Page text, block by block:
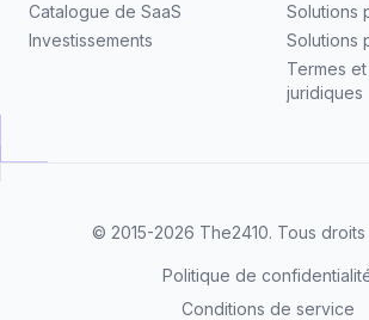
Catalogue de SaaS
Investissements
Solutions
Solutions
Termes
juridiques
© 2015-2026 The2410. Tous
Politique de
Conditions de service